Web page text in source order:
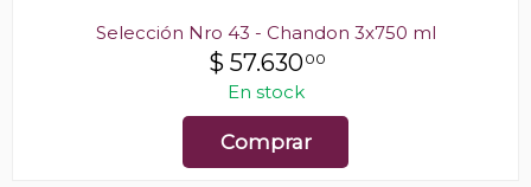
Selección Nro 43 - Chandon 3x750 ml
$ 57.63000
En stock
Comprar